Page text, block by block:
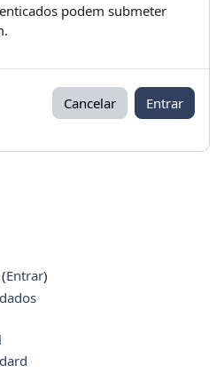
podem submeter
Cancelar Entrar
Entrar)